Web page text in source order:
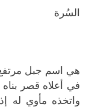
السُرة
هي اسم جبل
في أعلاه قصر
واتخذه مأوي له